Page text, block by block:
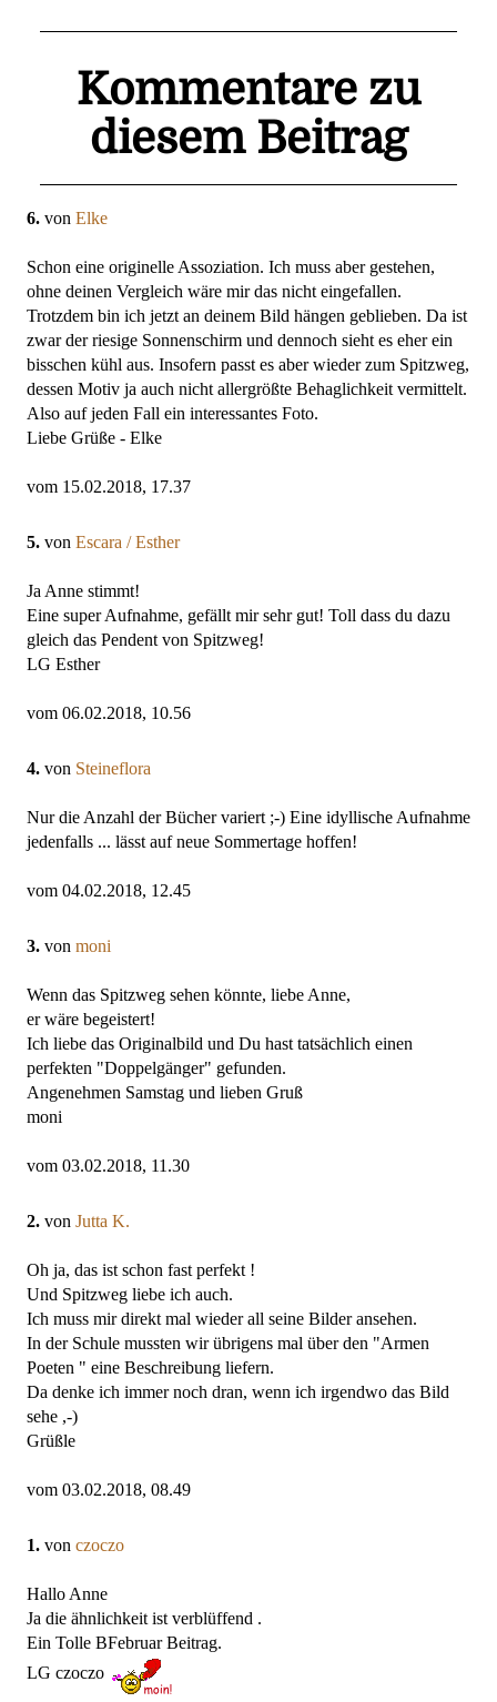
Kommentare zu
diesem Beitrag
6. von Elke
Schon eine originelle Assoziation. Ich muss aber gestehen,
ohne deinen Vergleich wäre mir das nicht eingefallen.
Trotzdem bin ich jetzt an deinem Bild hängen geblieben. Da ist
zwar der riesige Sonnenschirm und dennoch sieht es eher ein
bisschen kühl aus. Insofern passt es aber wieder zum Spitzweg,
dessen Motiv ja auch nicht allergrößte Behaglichkeit vermittelt.
Also auf jeden Fall ein interessantes Foto.
Liebe Grüße - Elke
vom 15.02.2018, 17.37
5. von Escara / Esther
Ja Anne stimmt!
Eine super Aufnahme, gefällt mir sehr gut! Toll dass du dazu
gleich das Pendent von Spitzweg!
LG Esther
vom 06.02.2018, 10.56
4. von Steineflora
Nur die Anzahl der Bücher variert ;-) Eine idyllische Aufnahme
jedenfalls ... lässt auf neue Sommertage hoffen!
vom 04.02.2018, 12.45
3. von moni
Wenn das Spitzweg sehen könnte, liebe Anne,
er wäre begeistert!
Ich liebe das Originalbild und Du hast tatsächlich einen
perfekten "Doppelgänger" gefunden.
Angenehmen Samstag und lieben Gruß
moni
vom 03.02.2018, 11.30
2. von Jutta K.
Oh ja, das ist schon fast perfekt !
Und Spitzweg liebe ich auch.
Ich muss mir direkt mal wieder all seine Bilder ansehen.
In der Schule mussten wir übrigens mal über den "Armen
Poeten " eine Beschreibung liefern.
Da denke ich immer noch dran, wenn ich irgendwo das Bild
sehe ,-)
Grüßle
vom 03.02.2018, 08.49
1. von czoczo
Hallo Anne
Ja die ähnlichkeit ist verblüffend .
Ein Tolle BFebruar Beitrag.
LG czoczo